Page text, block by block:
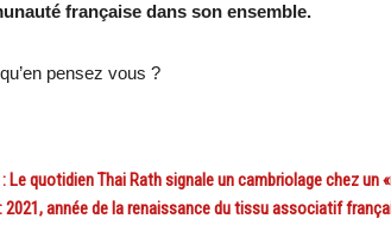
française dans son ensemble.
pensez vous ?
: Le quotidien Thai Rath signale un cambriolage chez un
2021, année de la renaissance du tissu associatif